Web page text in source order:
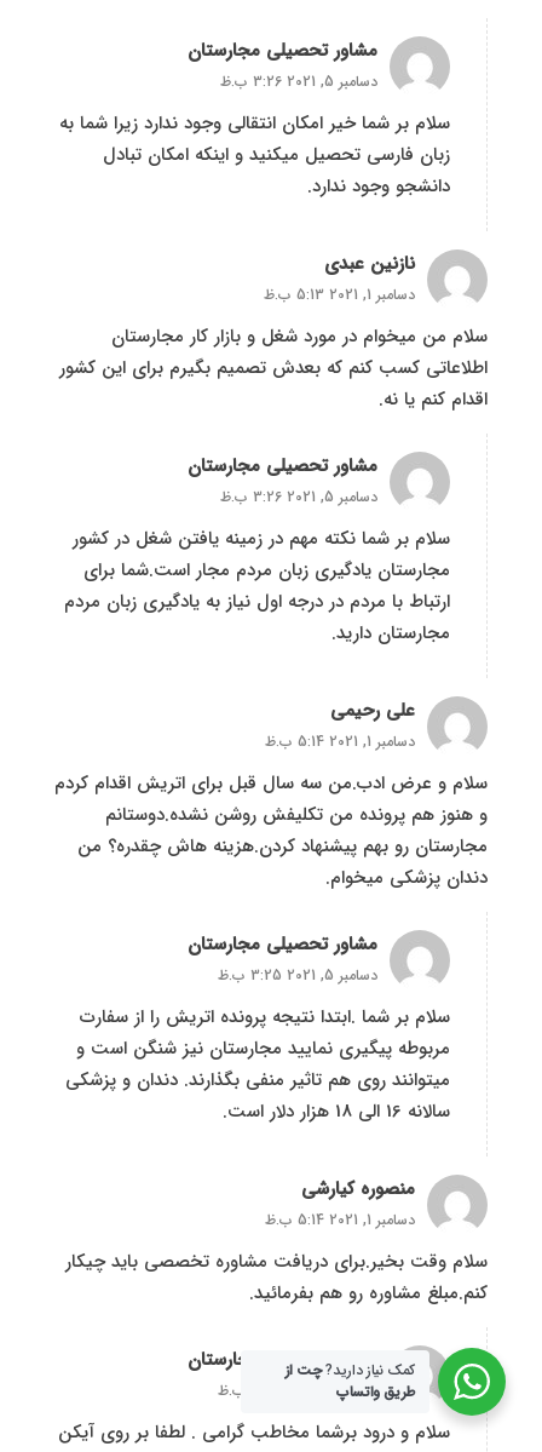
مشاور تحصیلی مجارستان
دسامبر 5, 2021 3:26 ب.ظ
سلام بر شما خیر امکان انتقالی وجود ندارد زیرا شما به
زبان فارسی تحصیل میکنید و اینکه امکان تبادل
دانشجو وجود ندارد.
نازنین عبدی
دسامبر 1, 2021 5:13 ب.ظ
سلام من میخوام در مورد شغل و بازار کار مجارستان
اطلاعاتی کسب کنم که بعدش تصمیم بگیرم برای این کشور
اقدام کنم یا نه.
مشاور تحصیلی مجارستان
دسامبر 5, 2021 3:26 ب.ظ
سلام بر شما نکته مهم در زمینه یافتن شغل در کشور
مجارستان یادگیری زبان مردم مجار است.شما برای
ارتباط با مردم در درجه اول نیاز به یادگیری زبان مردم
مجارستان دارید.
علی رحیمی
دسامبر 1, 2021 5:14 ب.ظ
سلام و عرض ادب.من سه سال قبل برای اتریش اقدام کردم
و هنوز هم پرونده من تکلیفش روشن نشده.دوستانم
مجارستان رو بهم پیشنهاد کردن.هزینه هاش چقدره؟ من
دندان پزشکی میخوام.
مشاور تحصیلی مجارستان
دسامبر 5, 2021 3:25 ب.ظ
سلام بر شما .ابتدا نتیجه پرونده اتریش را از سفارت
مربوطه پیگیری نمایید مجارستان نیز شنگن است و
میتوانند روی هم تاثیر منفی بگذارند. دندان و پزشکی
سالانه 16 الی 18 هزار دلار است.
منصوره کیارشی
دسامبر 1, 2021 5:14 ب.ظ
سلام وقت بخیر.برای دریافت مشاوره تخصصی باید چیکار
کنم.مبلغ مشاوره رو هم بفرمائید.
مشاور تحصیلی مجارستان
دسامبر 5, 2021 3:25 ب.ظ
سلام و درود برشما مخاطب گرامی . لطفا بر روی آیکن
کمک نیاز دارید?چت از
طریق واتساپ